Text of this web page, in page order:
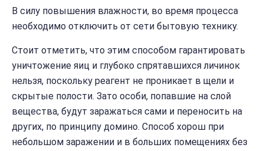
В силу повышения влажности, во время процесса
необходимо отключить от сети бытовую технику.
Стоит отметить, что этим способом гарантировать
уничтожение яиц и глубоко спрятавшихся личинок
нельзя, поскольку реагент не проникает в щели и
скрытые полости. Зато особи, попавшие на слой
вещества, будут заражаться сами и переносить на
других, по принципу домино. Способ хорош при
небольшом заражении и в больших помещениях без